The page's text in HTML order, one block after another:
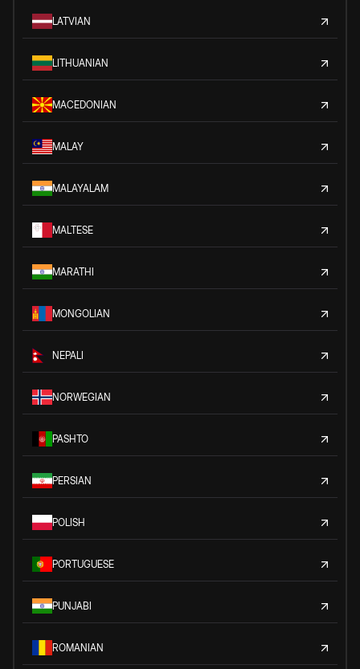
LATVIAN
LITHUANIAN
MACEDONIAN
MALAY
MALAYALAM
MALTESE
MARATHI
MONGOLIAN
NEPALI
NORWEGIAN
PASHTO
PERSIAN
POLISH
PORTUGUESE
PUNJABI
ROMANIAN